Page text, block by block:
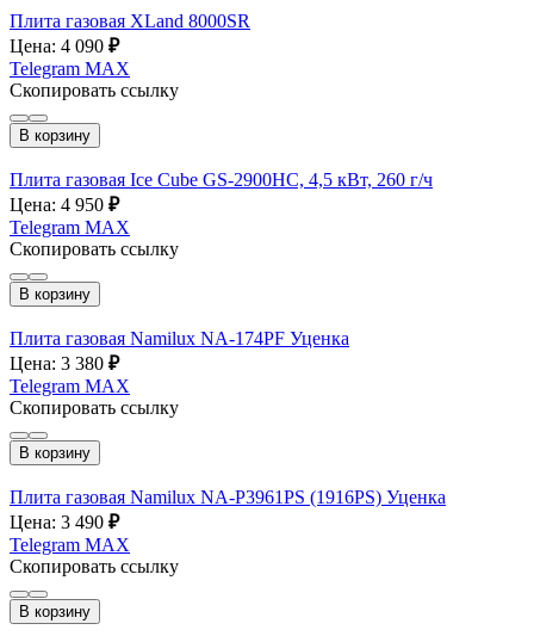
Плита газовая XLand 8000SR
Цена: 4 090 ₽
Telegram MAX
Скопировать ссылку
В корзину
Плита газовая Ice Cube GS-2900HC, 4,5 кВт, 260 г/ч
Цена: 4 950 ₽
Telegram MAX
Скопировать ссылку
В корзину
Плита газовая Namilux NA-174PF Уценка
Цена: 3 380 ₽
Telegram MAX
Скопировать ссылку
В корзину
Плита газовая Namilux NA-P3961PS (1916PS) Уценка
Цена: 3 490 ₽
Telegram MAX
Скопировать ссылку
В корзину